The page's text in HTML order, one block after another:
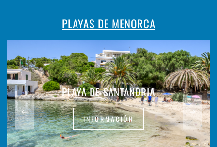
PLAYAS DE MENORCA
PLAYA DE SANTANDRIA
INFORMACIÓN